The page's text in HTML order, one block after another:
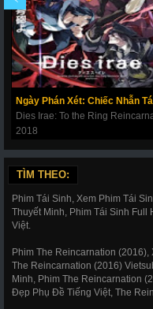
2018
TÌM THEO:
Phim Tái Sinh, Xem Phim Tái
Thuyết Minh, Phim Tái Sinh
Việt.
Phim The Reincarnation
The Reincarnation (2016)
Minh, Phim The Reincarnation
Đẹp Phụ Đề Tiếng Việt, The